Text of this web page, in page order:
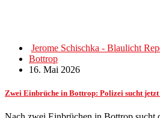
Jerome Schischka - Blaulicht
Bottrop
16. Mai 2026
Zwei Einbrüche in Bottrop: Polizei sucht